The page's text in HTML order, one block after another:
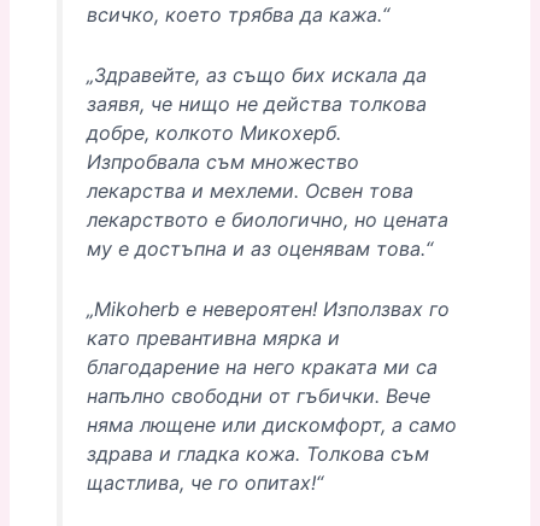
всичко, което трябва да кажа.“
„Здравейте, аз също бих искала да
заявя, че нищо не действа толкова
добре, колкото Микохерб.
Изпробвала съм множество
лекарства и мехлеми. Освен това
лекарството е биологично, но цената
му е достъпна и аз оценявам това.“
„Mikoherb е невероятен! Използвах го
като превантивна мярка и
благодарение на него краката ми са
напълно свободни от гъбички. Вече
няма лющене или дискомфорт, а само
здрава и гладка кожа. Толкова съм
щастлива, че го опитах!“